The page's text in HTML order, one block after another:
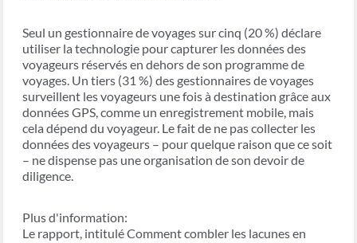
Seul un gestionnaire de voyages sur cinq (20 %) déclare
utiliser la technologie pour capturer les données des
voyageurs réservés en dehors de son programme de
voyages. Un tiers (31 %) des gestionnaires de voyages
surveillent les voyageurs une fois à destination grâce aux
données GPS, comme un enregistrement mobile, mais
cela dépend du voyageur. Le fait de ne pas collecter les
données des voyageurs – pour quelque raison que ce soit
– ne dispense pas une organisation de son devoir de
diligence.
Plus d'information:
Le rapport, intitulé Comment combler les lacunes en